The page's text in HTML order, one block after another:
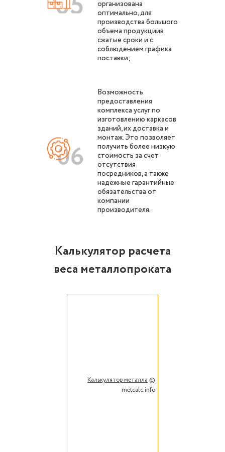
организована
оптимально, для
производства большого
объема продукциив
сжатые сроки и с
соблюдением графика
поставки;
Возможность
предоставления
комплекса услуг по
изготовлению каркасов
зданий, их доставка и
монтаж. Это позволяет
получить более низкую
стоимость за счет
отсутствия
посредников, а также
надежные гарантийные
обязательства от
компании
производителя.
Калькулятор расчета
веса металлопроката
Калькулятор металла ©
metcalc.info